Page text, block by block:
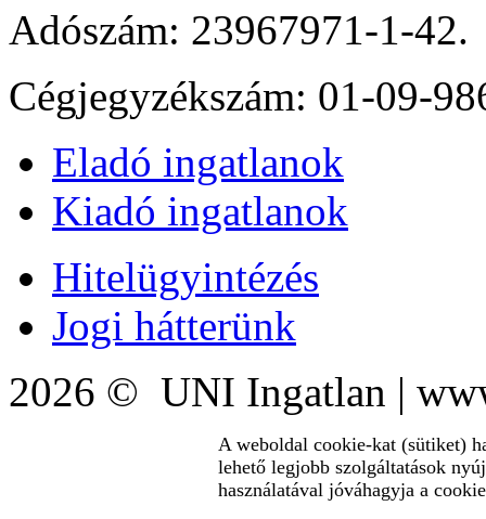
Adószám: 23967971-1-42.
Cégjegyzékszám: 01-09-
Eladó ingatlanok
Kiadó ingatlanok
Hitelügyintézés
Jogi hátterünk
2026 © UNI Ingatlan |
A weboldal cookie-kat (sütiket)
lehető legjobb szolgáltatások
használatával jóváhagyja a